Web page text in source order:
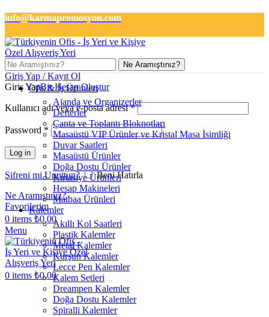
info@karmapromosyon.com
+90 501 133 2727
Ne Aramıştınız?
Giriş Yap / Kayıt Ol
Giriş YapBir Hesap Oluştur
Kullanıcı adı veya e-posta adresi*
Password *
Log in
Şifreni mi Unuttun?
Beni Hatırla
Ne Aramıştınız?
Favorilerim
0 items ₺0,00
Menu
0 items ₺0,00
Ofis & İş Ürünleri
Ajanda ve Organizerler
Defterler
Çanta ve Toplantı Bloknotları
Masaüstü VIP Ürünler ve Kristal Masa İsimliği
Duvar Saatleri
Masaüstü Ürünler
Doğa Dostu Ürünler
Kırtasiye Ürünleri
Hesap Makineleri
Matbaa Ürünleri
Kalemler
Akıllı Kol Saatleri
Plastik Kalemler
Metal Kalemler
Kurşun Kalemler
Lecce Pen Kalemler
Kalem Setleri
Dreampen Kalemler
Doğa Dostu Kalemler
Spiralli Kalemler